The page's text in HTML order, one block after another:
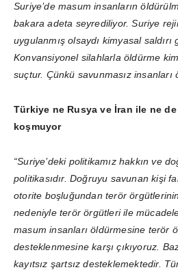
Suriye’de masum insanların
bakara adeta seyrediliyor. Suriye
uygulanmış olsaydı kimyasal saldırı
Konvansiyonel silahlarla öldürme
suçtur. Çünkü savunmasız insanları
Türkiye ne Rusya ve İran ile ne
koşmuyor
“Suriye’deki politikamız hakkın ve
politikasıdır. Doğruyu savunan kişi
otorite boşluğundan terör
nedeniyle terör örgütleri ile
masum insanları öldürmesine terör
desteklenmesine karşı çıkıyoruz.
kayıtsız şartsız desteklemektedir.